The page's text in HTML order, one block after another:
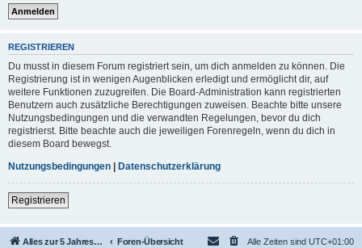
REGISTRIEREN
Du musst in diesem Forum registriert sein, um dich anmelden zu können. Die
Registrierung ist in wenigen Augenblicken erledigt und ermöglicht dir, auf
weitere Funktionen zuzugreifen. Die Board-Administration kann registrierten
Benutzern auch zusätzliche Berechtigungen zuweisen. Beachte bitte unsere
Nutzungsbedingungen und die verwandten Regelungen, bevor du dich
registrierst. Bitte beachte auch die jeweiligen Forenregeln, wenn du dich in
diesem Board bewegst.
Nutzungsbedingungen | Datenschutzerklärung
Registrieren
Alles zur 5 Jahreswertung / Tabelle der UEFA mit vielen Statistiken. Foren-Übersicht Alle Zeiten sind UTC+01:00